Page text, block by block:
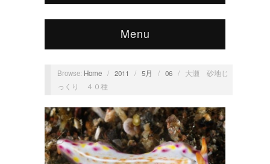
Menu
Browse: Home / 2011 / 5月 / 06 /
大瀬 砂地じ
っくり ４０種